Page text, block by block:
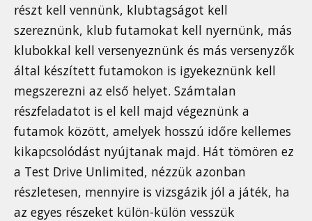
részt kell vennünk, klubtagságot kell
szereznünk, klub futamokat kell nyernünk, más
klubokkal kell versenyeznünk és más versenyzők
által készített futamokon is igyekeznünk kell
megszerezni az első helyet. Számtalan
részfeladatot is el kell majd végeznünk a
futamok között, amelyek hosszú időre kellemes
kikapcsolódást nyújtanak majd. Hát tömören ez
a Test Drive Unlimited, nézzük azonban
részletesen, mennyire is vizsgázik jól a játék, ha
az egyes részeket külön-külön vesszük